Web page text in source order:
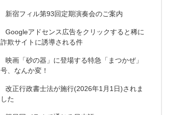
新宿フィル第93回定期演奏会のご案内
Googleアドセンス広告をクリックすると稀に
詐欺サイトに誘導される件
映画「砂の器」に登場する特急「まつかぜ」
号、なんか変！
改正行政書士法が施行(2026年1月1日)されま
した